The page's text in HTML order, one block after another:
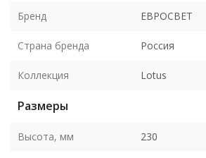
Бренд ЕВРОСВЕТ
Страна бренда Россия
Коллекция Lotus
Размеры
Высота, мм 230